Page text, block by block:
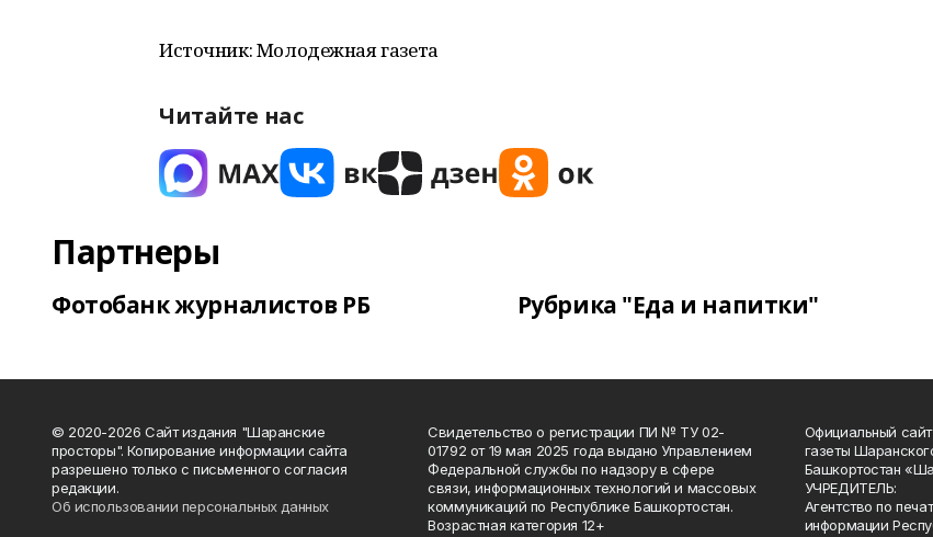
Источник: Молодежная газета
Читайте нас
Партнеры
Фотобанк журналистов РБ Рубрика "Еда и напитки"
© 2020-2026 Сайт издания "Шаранские
просторы". Копирование информации сайта
разрешено только с письменного согласия
редакции.
Об использовании персональных данных
Свидетельство о регистрации ПИ № ТУ 02-
01792 от 19 мая 2025 года выдано Управлением
Федеральной службы по надзору в сфере
связи, информационных технологий и массовых
коммуникаций по Республике Башкортостан.
Возрастная категория 12+
Официальный
газеты
Башкортостан
УЧРЕДИТЕЛЬ:
Агентство по
информации